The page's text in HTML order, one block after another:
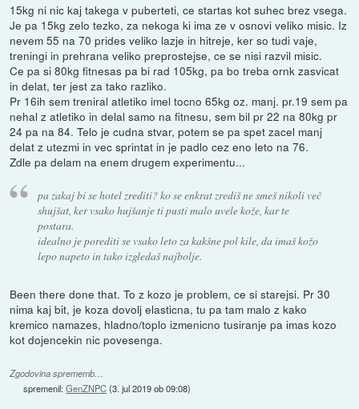
15kg ni nic kaj takega v puberteti, ce startas kot suhec brez vsega.
Je pa 15kg zelo tezko, za nekoga ki ima ze v osnovi veliko misic. Iz
nevem 55 na 70 prides veliko lazje in hitreje, ker so tudi vaje,
treningi in prehrana veliko preprostejse, ce se nisi razvil misic.
Ce pa si 80kg fitnesas pa bi rad 105kg, pa bo treba ornk zasvicat
in delat, ter jest za tako razliko.
Pr 16ih sem treniral atletiko imel tocno 65kg oz. manj. pr.19 sem pa
nehal z atletiko in delal samo na fitnesu, sem bil pr 22 na 80kg pr
24 pa na 84. Telo je cudna stvar, potem se pa spet zacel manj
delat z utezmi in vec sprintat in je padlo cez eno leto na 76.
Zdle pa delam na enem drugem experimentu...
pa zakaj bi se hotel zrediti? ko se enkrat zrediš ne smeš nikoli več
shujšat, ker vsako hujšanje ti pusti malo uvele kože, kar te
postara.
idealno je porediti se vsako leto za kakšne pol kile, da imaš kožo
lepo napeto in tako izgledaš najbolje.
Been there done that. To z kozo je problem, ce si starejsi. Pr 30
nima kaj bit, je koza dovolj elasticna, tu pa tam malo z kako
kremico namazes, hladno/toplo izmenicno tusiranje pa imas kozo
kot dojencekin nic povesenga.
Zgodovina sprememb…
spremenil:GenZNPC(3. jul 2019 ob 09:08)